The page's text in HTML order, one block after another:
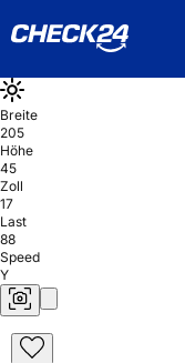
Breite
205
Höhe
45
Zoll
17
Last
88
Speed
Y